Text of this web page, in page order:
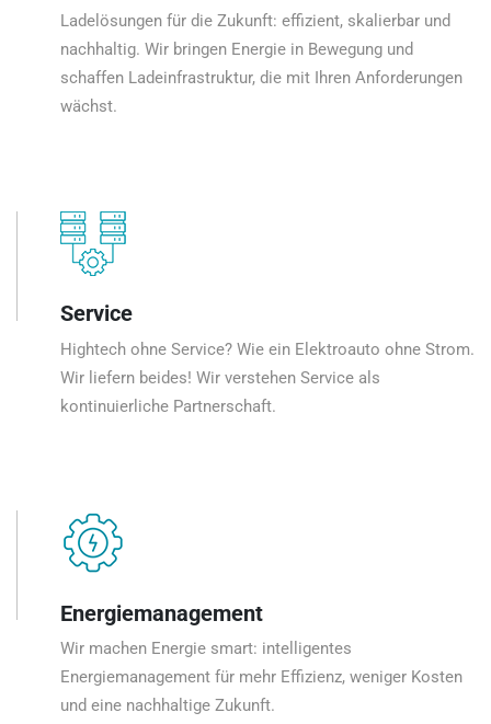
Ladelösungen für die Zukunft: effizient, skalierbar und
nachhaltig. Wir bringen Energie in Bewegung und
schaffen Ladeinfrastruktur, die mit Ihren Anforderungen
wächst.
Service
Hightech ohne Service? Wie ein Elektroauto ohne Strom.
Wir liefern beides! Wir verstehen Service als
kontinuierliche Partnerschaft.
Energiemanagement
Wir machen Energie smart: intelligentes
Energiemanagement für mehr Effizienz, weniger Kosten
und eine nachhaltige Zukunft.